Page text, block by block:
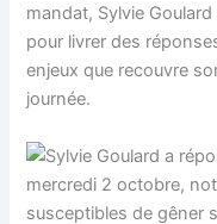
mandat, Sylvie
pour livrer des
enjeux que recouvre
journée.